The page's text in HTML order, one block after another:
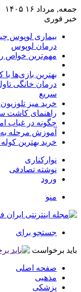
جمعه, مرداد ۱۶ ۱۴۰۵
خبر فوری
بیماری لوپوس
درمان لوپوس
مهم‌ترین خواص
بهترین بازی‌ها با کودک
سریع
خرید میز تلوزیون
راهنمای کاشت سبزی در
چگونه در غیاب
آموزش مرحله
خرید بهترین
نوارکناری
نوشته تصادفی
ورود
منو
جستجو برای
باید برخواست
صفحه اصلی
مذهبی
پزشکی